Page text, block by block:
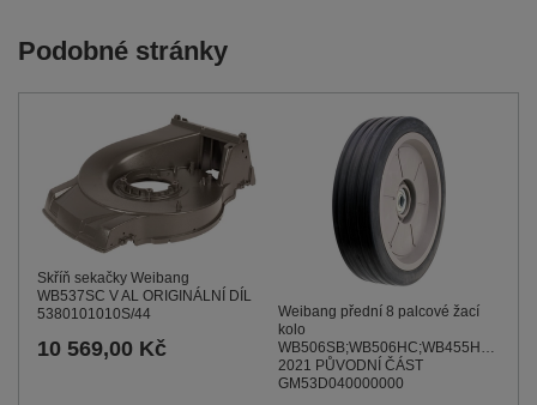
Podobné stránky
Skříň sekačky Weibang
WB537SC V AL ORIGINÁLNÍ DÍL
5380101010S/44
10 569,00 Kč
Weibang přední 8 palcové žací
kolo
2021 PŮVODNÍ ČÁST
GM53D040000000